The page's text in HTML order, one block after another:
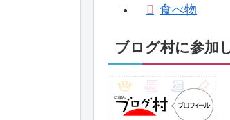
食べ物
ブログ村に参加